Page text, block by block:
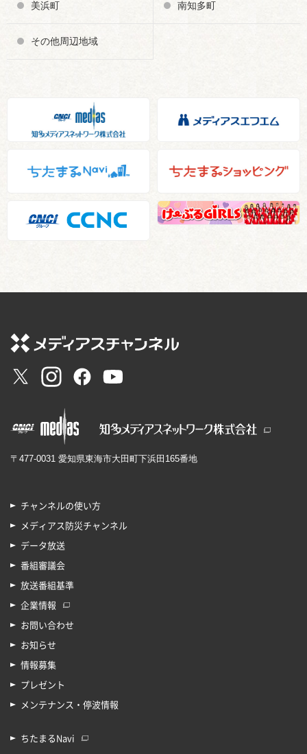
美浜町 南知多町
その他周辺地域
〒477-0031 愛知県東海市大田町下浜田165番地
チャンネルの使い方
メディアス防災チャンネル
データ放送
番組審議会
放送番組基準
企業情報
お問い合わせ
お知らせ
情報募集
プレゼント
メンテナンス・停波情報
ちたまるNavi